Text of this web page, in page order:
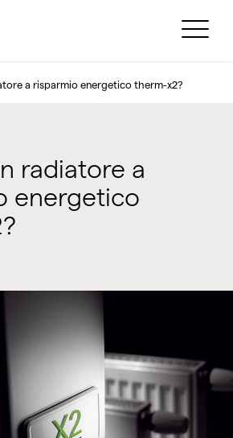
a risparmio energetico therm-x2?
radiatore a
energetico